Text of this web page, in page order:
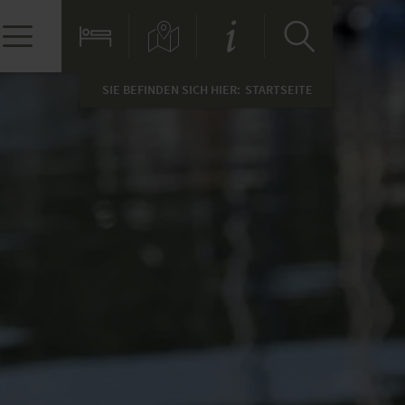
SIE BEFINDEN SICH HIER: STARTSEITE